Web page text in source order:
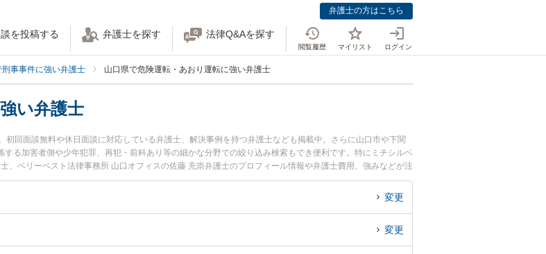
弁護士の方はこちら
を投稿する 弁護士を探す 法律Q&Aを探す
閲覧履歴 マイリスト ログイン
刑事事件に強い弁護士 山口県で危険運転・あおり運転に強い弁護士
い弁護士
回面談無料や休日面談に対応している弁護士、解決事例を持つ弁護士なども掲載中。さらに山口市や下関
る加害者側や少年犯罪、再犯・前科あり等の細かな分野での絞り込み検索もでき便利です。特にミチシルベ
、ベリーベスト法律事務所 山口オフィスの佐藤 充崇弁護士のプロフィール情報や弁護士費用、強みなどが注
転のトラブルを今すぐに弁護士に相談したい』『危険運転・あおり運転のトラブル解決の実績豊富な近くの
談できる山口県内の弁護士に相談予約したい』などでお困りの相談者さんにおすすめです。
変更
変更